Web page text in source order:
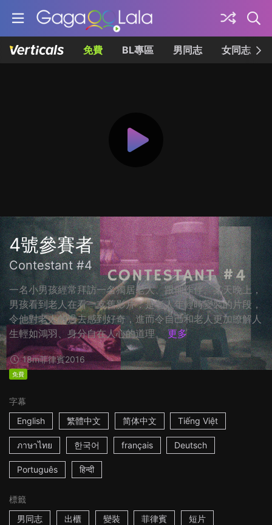
免費 BL專區 男同志 女同志
4號參賽者
Contestant #4
一名小男孩經常拜訪一名獨居老人、跟他作伴。某天晚上，
男孩看到老人在看一支舊影片，是老人年輕時變裝的片段，
令他對老人的過去感到好奇，進而令自己和老人更加瞭解人
生輕如鴻羽、身分自在人心的道理。 更多
18m菲律賓2016
免費
字幕
English
繁體中文 简体中文 Tiếng Việt
ภาษาไทย 한국어 français Deutsch
Português हिन्दी
標籤
男同志
出櫃 變裝 菲律賓 短片